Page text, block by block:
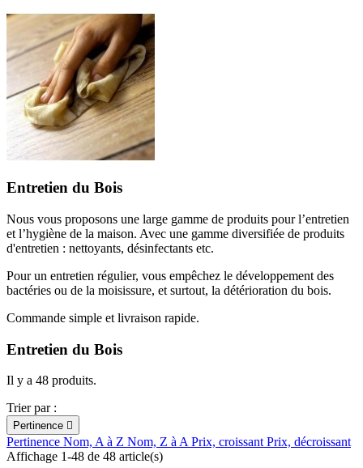
Entretien du Bois
Nous vous proposons une large gamme de produits pour l’entretien
et l’hygiène de la maison. Avec une gamme diversifiée de produits
d'entretien : nettoyants, désinfectants etc.
Pour un entretien régulier, vous empêchez le développement des
bactéries ou de la moisissure, et surtout, la détérioration du bois.
Commande simple et livraison rapide.
Entretien du Bois
Il y a 48 produits.
Trier par :
Pertinence 
Pertinence Nom, A à Z Nom, Z à APrix, croissantPrix, décroissant
Affichage 1-48 de 48 article(s)